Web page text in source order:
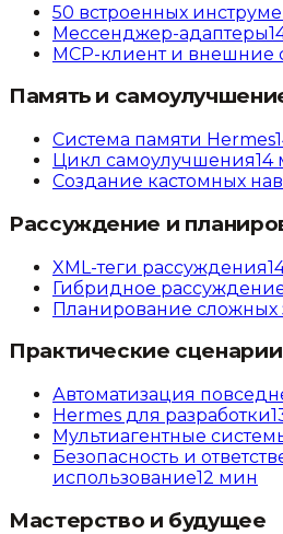
50 встроенных
Мессенджер-адаптеры
MCP-клиент и внешние
Память и
Система памяти Hermes
Цикл самоулучшения14
Создание кастомных
Рассуждение и
XML-теги рассуждения
Гибридное
Планирование сложных
Практические сценарии
Автоматизация
Hermes для разработки
Мультиагентные
Безопасность и
использование12 мин
Мастерство и будущее